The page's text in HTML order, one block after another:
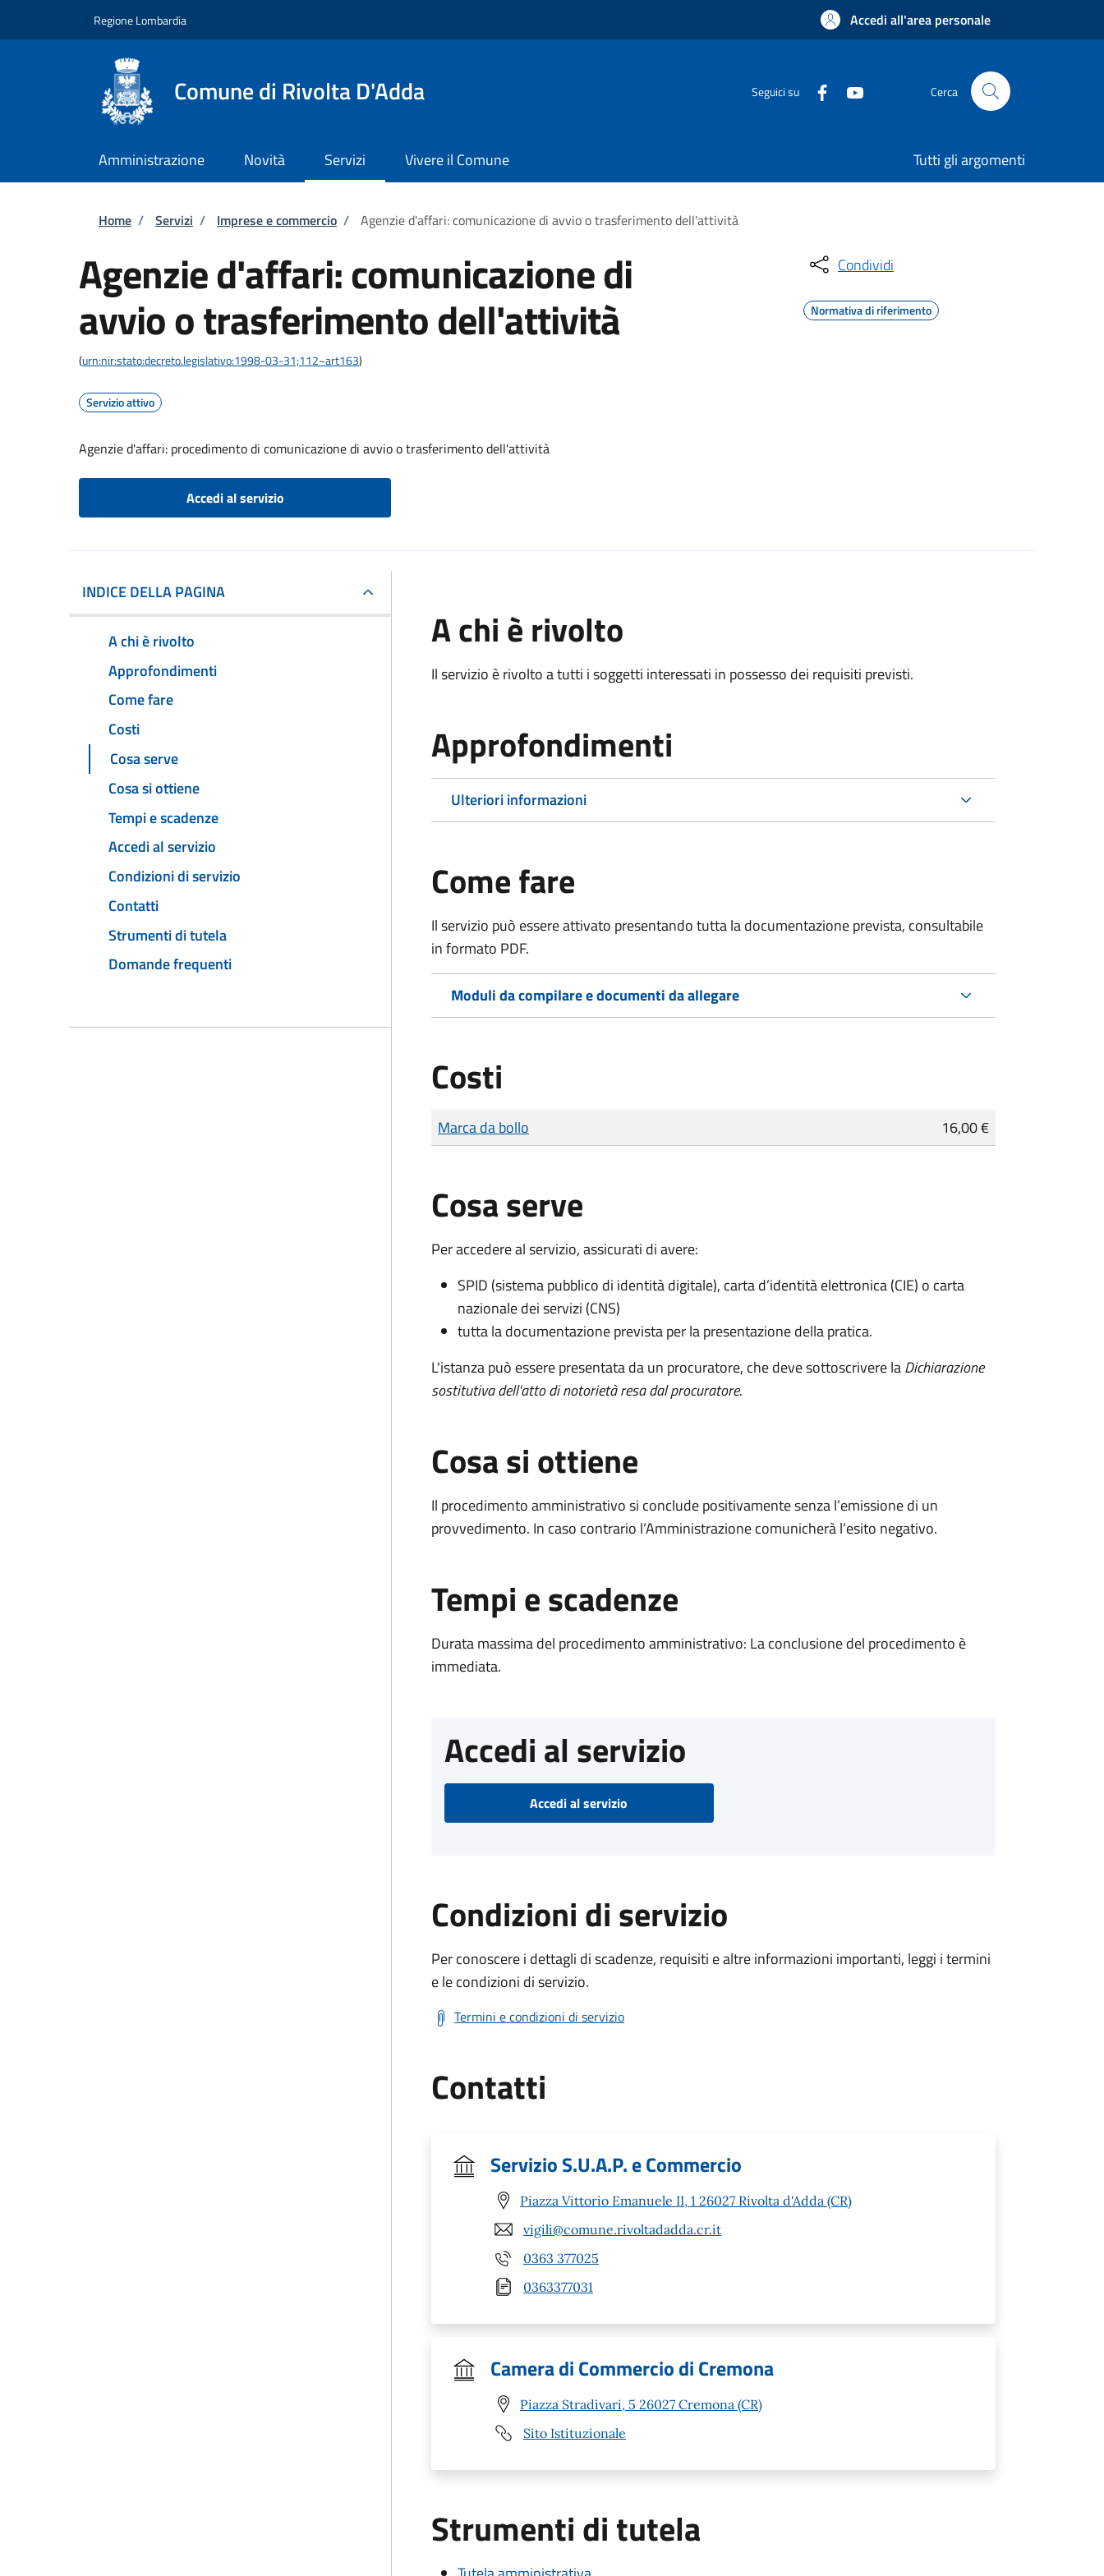
Regione Lombardia Accedi all'area personale
Comune di Rivolta D'Adda Seguici su Cerca
Amministrazione Novità Servizi Vivere il Comune Tutti gli argomenti
Briciole di pane
Home / Servizi / Imprese e commercio / Agenzie d'affari: comunicazione di avvio o trasferimento dell'attività
Agenzie d'affari: comunicazione di
avvio o trasferimento dell'attività
(urn:nir:stato:decreto.legislativo:1998-03-31;112~art163)
Servizio attivo
Agenzie d'affari: procedimento di comunicazione di avvio o trasferimento dell'attività
Accedi al servizio
Condividi
Normativa di riferimento
INDICE DELLA PAGINA
A chi è rivolto
Approfondimenti
Come fare
Costi
Cosa serve
Cosa si ottiene
Tempi e scadenze
Accedi al servizio
Condizioni di servizio
Contatti
Strumenti di tutela
Domande frequenti
A chi è rivolto
Il servizio è rivolto a tutti i soggetti interessati in possesso dei requisiti previsti.
Approfondimenti
Ulteriori informazioni
Come fare
Il servizio può essere attivato presentando tutta la documentazione prevista, consultabile
in formato PDF.
Moduli da compilare e documenti da allegare
Costi
Tipo di pagamento
Importo
Marca da bollo 16,00 €
Cosa serve
Per accedere al servizio, assicurati di avere:
SPID (sistema pubblico di identità digitale), carta d’identità elettronica (CIE) o carta
nazionale dei servizi (CNS)
tutta la documentazione prevista per la presentazione della pratica.
L'istanza può essere presentata da un procuratore, che deve sottoscrivere laDichiarazione
sostitutiva dell'atto di notorietà resa dal procuratore.
Cosa si ottiene
Il procedimento amministrativo si conclude positivamente senza l’emissione di un
provvedimento. In caso contrario l’Amministrazione comunicherà l’esito negativo.
Tempi e scadenze
Durata massima del procedimento amministrativo: La conclusione del procedimento è
immediata.
Accedi al servizio
Accedi al servizio
Condizioni di servizio
Per conoscere i dettagli di scadenze, requisiti e altre informazioni importanti, leggi i termini
e le condizioni di servizio.
Termini e condizioni di servizio
Contatti
Servizio S.U.A.P. e Commercio
Piazza Vittorio Emanuele II, 1 26027 Rivolta d'Adda (CR)
vigili@comune.rivoltadadda.cr.it
0363 377025
0363377031
Camera di Commercio di Cremona
Piazza Stradivari, 5 26027 Cremona (CR)
Sito Istituzionale
Strumenti di tutela